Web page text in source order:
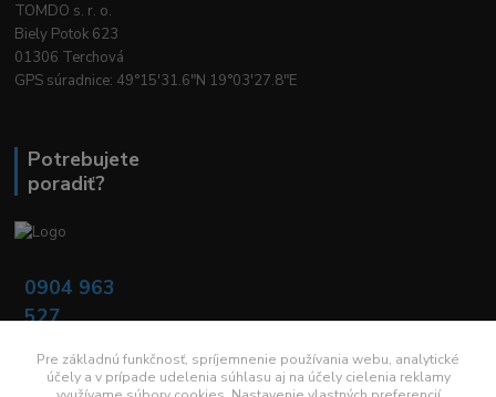
TOMDO s. r. o.
Biely Potok 623
01306 Terchová
GPS súradnice: 49°15'31.6"N 19°03'27.8"E
Potrebujete
poradiť?
0904 963
527
16:00
Pre základnú funkčnosť, spríjemnenie používania webu, analytické
účely a v prípade udelenia súhlasu aj na účely cielenia reklamy